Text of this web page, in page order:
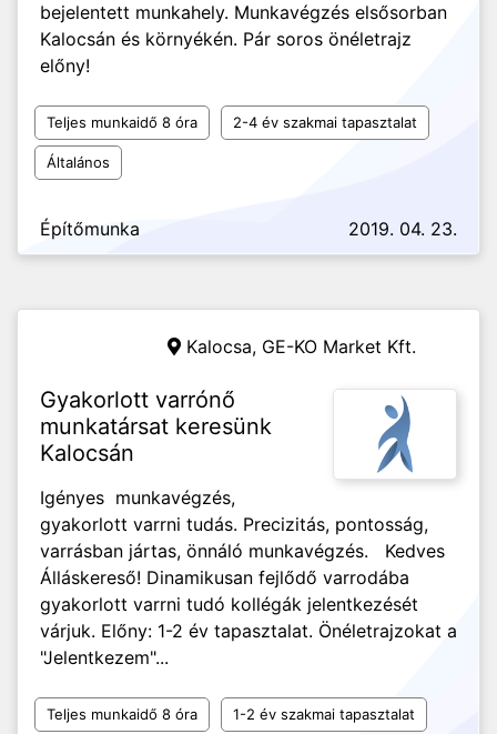
bejelentett munkahely. Munkavégzés elsősorban
Kalocsán és környékén. Pár soros önéletrajz
előny!
Teljes munkaidő 8 óra 2-4 év szakmai tapasztalat
Általános
Építőmunka 2019. 04. 23.
Kalocsa, GE-KO Market Kft.
Gyakorlott varrónő
munkatársat keresünk
Kalocsán
Igényes munkavégzés,
gyakorlott varrni tudás. Precizitás, pontosság,
varrásban jártas, önnáló munkavégzés. Kedves
Álláskereső! Dinamikusan fejlődő varrodába
gyakorlott varrni tudó kollégák jelentkezését
várjuk. Előny: 1-2 év tapasztalat. Önéletrajzokat a
"Jelentkezem"...
Teljes munkaidő 8 óra 1-2 év szakmai tapasztalat